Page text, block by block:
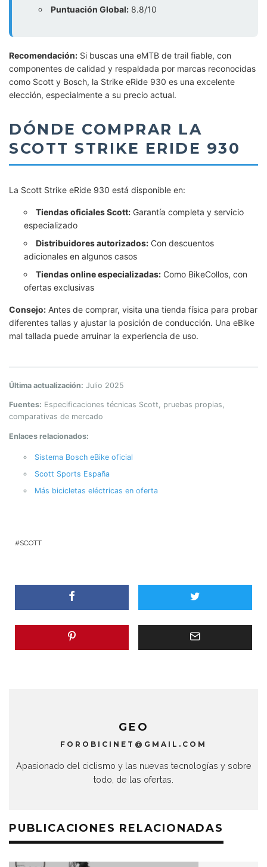
Puntuación Global: 8.8/10
Recomendación: Si buscas una eMTB de trail fiable, con
componentes de calidad y respaldada por marcas reconocidas
como Scott y Bosch, la Strike eRide 930 es una excelente
elección, especialmente a su precio actual.
DÓNDE COMPRAR LA
SCOTT STRIKE ERIDE 930
La Scott Strike eRide 930 está disponible en:
Tiendas oficiales Scott: Garantía completa y servicio
especializado
Distribuidores autorizados: Con descuentos
adicionales en algunos casos
Tiendas online especializadas: Como BikeCollos, con
ofertas exclusivas
Consejo: Antes de comprar, visita una tienda física para probar
diferentes tallas y ajustar la posición de conducción. Una eBike
mal tallada puede arruinar la experiencia de uso.
Última actualización: Julio 2025
Fuentes: Especificaciones técnicas Scott, pruebas propias,
comparativas de mercado
Enlaces relacionados:
Sistema Bosch eBike oficial
Scott Sports España
Más bicicletas eléctricas en oferta
SCOTT
GEO
FOROBICINET@GMAIL.COM
Apasionado del ciclismo y las nuevas tecnologías y sobre
todo, de las ofertas.
PUBLICACIONES RELACIONADAS